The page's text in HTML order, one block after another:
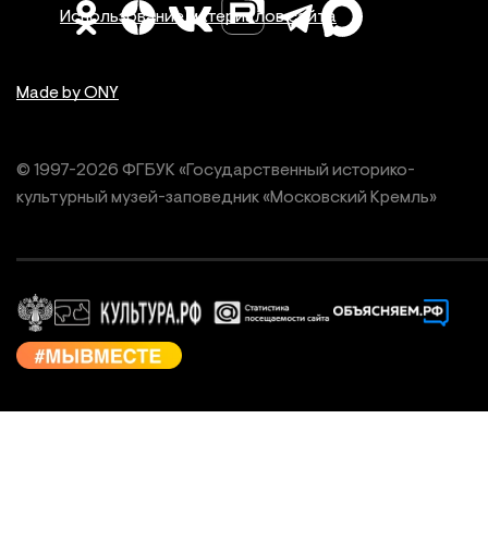
Made by ONY
© 1997-2026 ФГБУК «Государственный историко-
культурный музей-заповедник «Московский Кремль»
Использование материалов сайта